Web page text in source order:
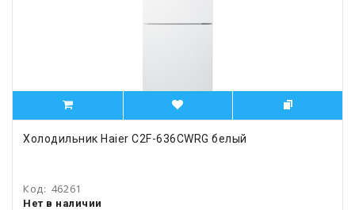
Холодильник Haier C2F-636CWRG белый
Код: 46261
Нет в наличии